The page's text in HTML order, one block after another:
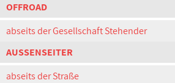
OFFROAD
abseits der Gesellschaft Stehender
AUSSENSEITER
abseits der Straße